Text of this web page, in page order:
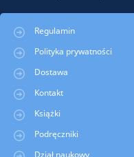
Regulamin
Polityka prywatności
Dostawa
Kontakt
Książki
Podręczniki